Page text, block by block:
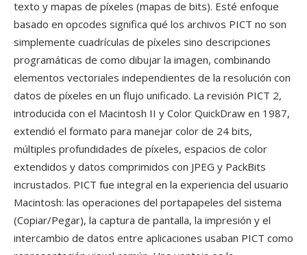
texto y mapas de píxeles (mapas de bits). Esté enfoque
basado en opcodes significa qué los archivos PICT no son
simplemente cuadrículas de píxeles sino descripciones
programáticas de como dibujar la imagen, combinando
elementos vectoriales independientes de la resolución con
datos de píxeles en un flujo unificado. La revisión PICT 2,
introducida con el Macintosh II y Color QuickDraw en 1987,
extendió el formato para manejar color de 24 bits,
múltiples profundidades de píxeles, espacios de color
extendidos y datos comprimidos con JPEG y PackBits
incrustados. PICT fue integral en la experiencia del usuario
Macintosh: las operaciones del portapapeles del sistema
(Copiar/Pegar), la captura de pantalla, la impresión y el
intercambio de datos entre aplicaciones usaban PICT como